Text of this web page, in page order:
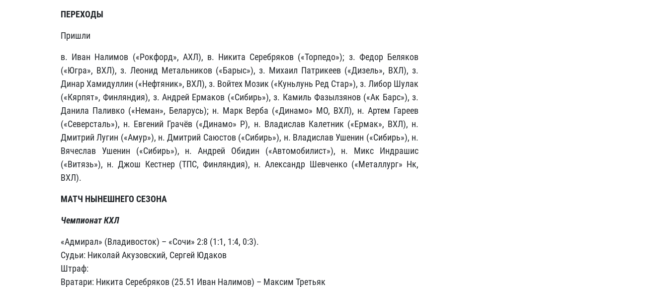
ПЕРЕХОДЫ
Пришли
в. Иван Налимов («Рокфорд», АХЛ), в. Никита Серебряков («Торпедо»); з. Федор Беляков
(«Югра», ВХЛ), з. Леонид Метальников («Барыс»), з. Михаил Патрикеев («Дизель», ВХЛ), з.
Динар Хамидуллин («Нефтяник», ВХЛ), з. Войтех Мозик («Куньлунь Ред Стар»), з. Либор Шулак
(«Кярпят», Финляндия), з. Андрей Ермаков («Сибирь»), з. Камиль Фазылзянов («Ак Барс»), з.
Данила Паливко («Неман», Беларусь); н. Марк Верба («Динамо» МО, ВХЛ), н. Артем Гареев
(«Северсталь»), н. Евгений Грачёв («Динамо» Р), н. Владислав Калетник («Ермак», ВХЛ), н.
Дмитрий Лугин («Амур»), н. Дмитрий Саюстов («Сибирь»), н. Владислав Ушенин («Сибирь»), н.
Вячеслав Ушенин («Сибирь»), н. Андрей Обидин («Автомобилист»), н. Микс Индрашис
(«Витязь»), н. Джош Кестнер (ТПС, Финляндия), н. Александр Шевченко («Металлург» Нк,
ВХЛ).
МАТЧ НЫНЕШНЕГО СЕЗОНА
Чемпионат КХЛ
«Адмирал» (Владивосток) – «Сочи» 2:8 (1:1, 1:4, 0:3).
Судьи: Николай Акузовский, Сергей Юдаков
Штраф:
Вратари: Никита Серебряков (25.51 Иван Налимов) – Максим Третьяк